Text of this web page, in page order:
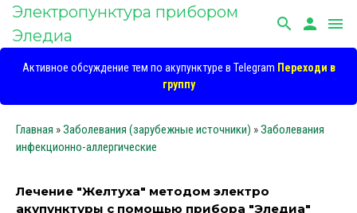
Электропунктура прибором
Эледиа
search person menu
Активное обсуждение тем по акупунктуре в Telegram Переходи в
группу
Главная »Заболевания (зарубежные источники) »Заболевания
инфекционно-аллергические
Лечение "Желтуха" методом электро
акупунктуры с помощью прибора "Эледиа"